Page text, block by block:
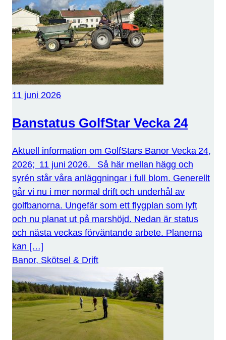
11 juni 2026
Banstatus GolfStar Vecka 24
Aktuell information om GolfStars Banor Vecka 24,
2026; 11 juni 2026. Så här mellan hägg och
syrén står våra anläggningar i full blom. Generellt
går vi nu i mer normal drift och underhål av
golfbanorna. Ungefär som ett flygplan som lyft
och nu planat ut på marshöjd. Nedan är status
och nästa veckas förväntande arbete. Planerna
kan […]
Banor, Skötsel & Drift